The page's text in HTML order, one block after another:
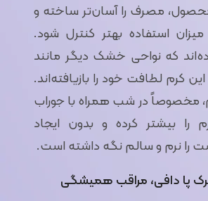
مصرف را آسان‌تر ساخته و
استفاده بهتر کنترل شود.
که نواحی خشک دیگر مانند
این کرم لطافت خود را بازیافته‌اند.
مخصوصاً در شب همراه با جوراب
را بیشتر کرده و بدون ایجاد
را نرم و سالم نگه داشته است.
پا دافی، مراقب همیشگی